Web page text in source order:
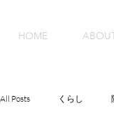
HOME
All Posts くらし